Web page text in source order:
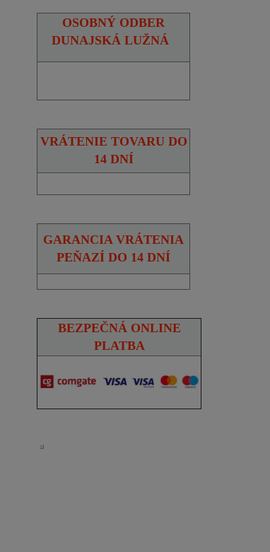
OSOBNÝ ODBER
DUNAJSKÁ LUŽNÁ
VRÁTENIE TOVARU DO
14 DNÍ
GARANCIA VRÁTENIA
PEŇAZÍ DO 14 DNÍ
BEZPEČNÁ ONLINE
PLATBA